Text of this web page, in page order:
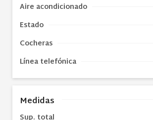
Aire acondicionado
Estado
Cocheras
Línea telefónica
Medidas